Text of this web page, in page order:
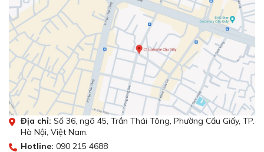
Địa chỉ: Số 36, ngõ 45, Trần Thái Tông, Phường Cầu Giấy, TP.
Hà Nội, Việt Nam.
Hotline: 090 215 4688